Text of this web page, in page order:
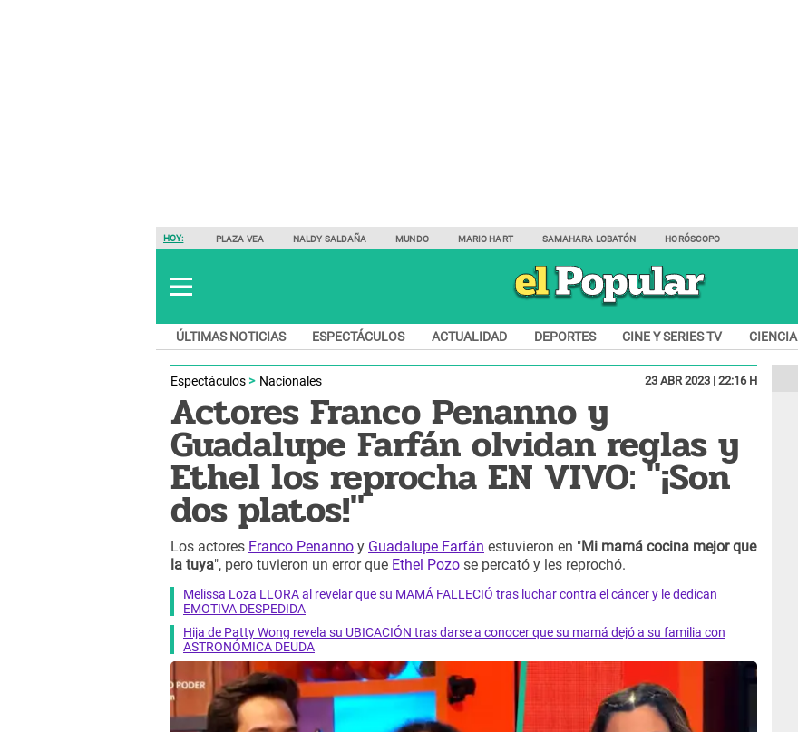
HOY: PLAZA VEA NALDY SALDAÑA MUNDO MARIO HART SAMAHARA LOBATÓN HORÓSCOPO
ÚLTIMAS NOTICIAS ESPECTÁCULOS ACTUALIDAD DEPORTES CINE Y SERIES TV CIENCIA
Espectáculos Nacionales 23 ABR 2023 | 22:16 H
Actores Franco Penanno y
Guadalupe Farfán olvidan reglas y
Ethel los reprocha EN VIVO: "¡Son
dos platos!"
Los actores Franco Penanno y Guadalupe Farfán estuvieron en "Mi mamá cocina mejor que
la tuya", pero tuvieron un error que Ethel Pozo se percató y les reprochó.
Melissa Loza LLORA al revelar que su MAMÁ FALLECIÓ tras luchar contra el cáncer y le dedican
EMOTIVA DESPEDIDA
Hija de Patty Wong revela su UBICACIÓN tras darse a conocer que su mamá dejó a su familia con
ASTRONÓMICA DEUDA